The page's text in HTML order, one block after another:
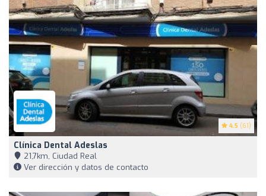
4.5 (61)
Clínica Dental Adeslas
21,7km, Ciudad Real
Ver dirección y datos de contacto